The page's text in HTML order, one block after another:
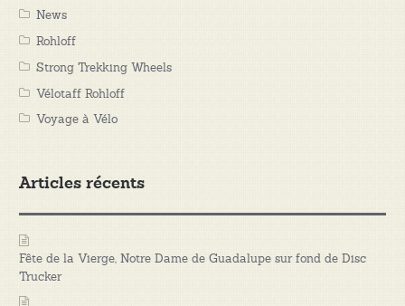
News
Rohloff
Strong Trekking Wheels
Vélotaff Rohloff
Voyage à Vélo
Articles récents
Fête de la Vierge, Notre Dame de Guadalupe sur fond de Disc
Trucker